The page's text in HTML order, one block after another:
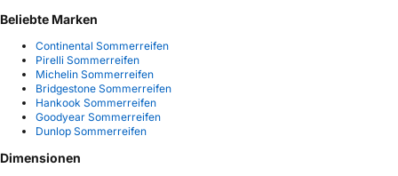
Beliebte Marken
Continental Sommerreifen
Pirelli Sommerreifen
Michelin Sommerreifen
Bridgestone Sommerreifen
Hankook Sommerreifen
Goodyear Sommerreifen
Dunlop Sommerreifen
Dimensionen